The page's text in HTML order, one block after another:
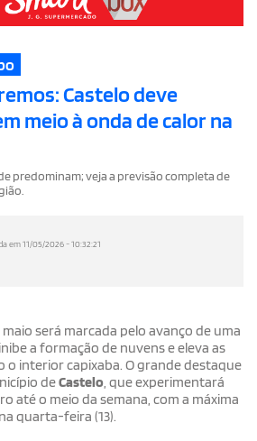
Castelo deve
meio à onda de calor na
predominam; veja a previsão completa de
em 11/05/2026 - 10:32:21
maio será marcada pelo avanço de uma
a formação de nuvens e eleva as
interior capixaba. O grande destaque
deCastelo, que experimentará
até o meio da semana, com a máxima
na quarta-feira (13).